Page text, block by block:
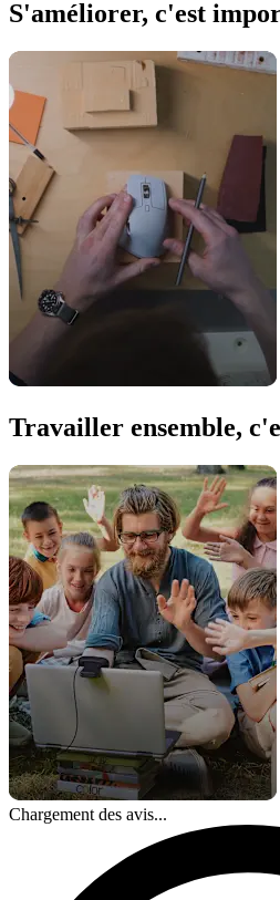
S'améliorer, c'est
Travailler ensemble,
Chargement des avis...